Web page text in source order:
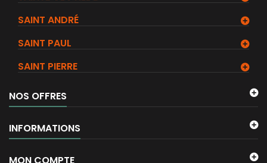
SAINT ANDRÉ
SAINT PAUL
SAINT PIERRE
NOS OFFRES
INFORMATIONS